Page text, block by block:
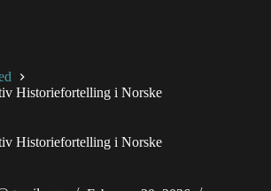
Historiefortelling i Norske
Historiefortelling i Norske